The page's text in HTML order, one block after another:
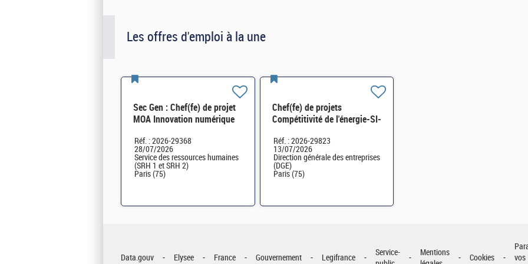
Les offres d'emploi à la une
Sec Gen : Chef(fe) de projet
MOA Innovation numérique
Réf. : 2026-29368
28/07/2026
Service des ressources humaines
(SRH 1 et SRH 2)
Paris (75)
Chef(fe) de projets
Compétitivité de l'énergie-SI-
Réf. : 2026-29823
13/07/2026
Direction générale des entreprises
(DGE)
Paris (75)
Data.gouv Elysee France Gouvernement Legifrance
Service-
Mentions
Cookies
vos